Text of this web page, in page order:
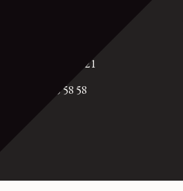
内：+33 1 72 95 21
+33 9 74 75 58 58